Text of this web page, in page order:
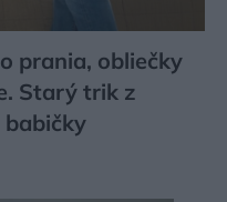
prania, obliečky
Starý trik z
babičky